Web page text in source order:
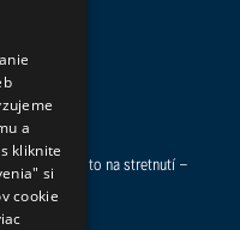
Preberme to na stretnutí -
a
kliknite
si
cookie